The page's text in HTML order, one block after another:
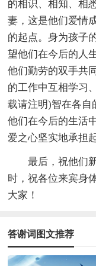
的相识、相知、相
妻，这是他们爱情
的起点。身为孩子
望他们在今后的人
他们勤劳的双手共
的工作中互相学习
载请注明)智在各自
他们在今后的生活
爱之心坚实地承担
最后，祝他们
时，祝各位来宾身
大家！
答谢词图文推荐